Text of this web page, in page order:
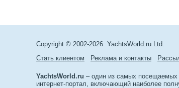
Copyright © 2002-2026. YachtsWorld.ru Ltd.
Стать клиентом
Реклама и контакты
YachtsWorld.ru – один из самых посещаемых
интернет-портал, включающий наиболее